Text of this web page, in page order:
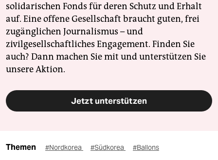
solidarischen Fonds für deren Schutz und Erhalt
auf. Eine offene Gesellschaft braucht guten, frei
zugänglichen Journalismus – und
zivilgesellschaftliches Engagement. Finden Sie
auch? Dann machen Sie mit und unterstützen Sie
unsere Aktion.
Jetzt unterstützen
Themen #Nordkorea #Südkorea #Ballons